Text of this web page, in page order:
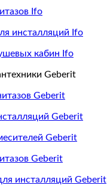
Ifo
инсталляций Ifo
кабин Ifo
Geberit
Geberit
Geberit
Geberit
Geberit
инсталляций Geberit